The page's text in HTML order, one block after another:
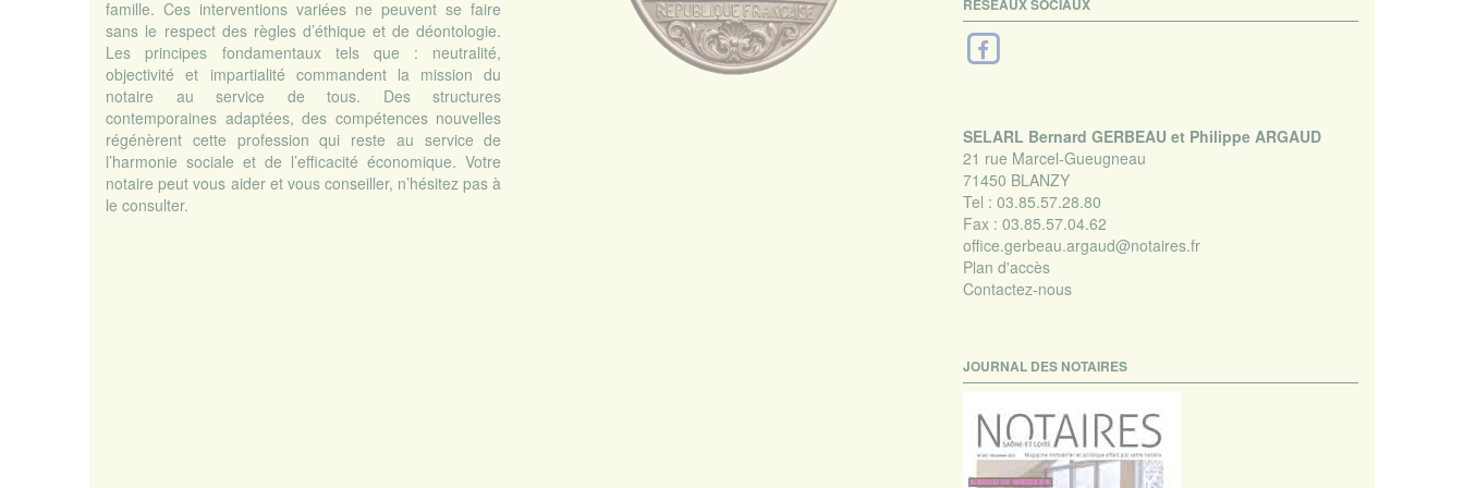
famille. Ces interventions variées ne peuvent se faire
sans le respect des règles d’éthique et de déontologie.
Les principes fondamentaux tels que : neutralité,
objectivité et impartialité commandent la mission du
notaire au service de tous. Des structures
contemporaines adaptées, des compétences nouvelles
régénèrent cette profession qui reste au service de
l’harmonie sociale et de l’efficacité économique. Votre
notaire peut vous aider et vous conseiller, n’hésitez pas à
le consulter.
SELARL Bernard GERBEAU et Philippe ARGAUD
21 rue Marcel-Gueugneau
71450 BLANZY
Tel : 03.85.57.28.80
Fax : 03.85.57.04.62
office.gerbeau.argaud@notaires.fr
Plan d'accès
Contactez-nous
JOURNAL DES NOTAIRES